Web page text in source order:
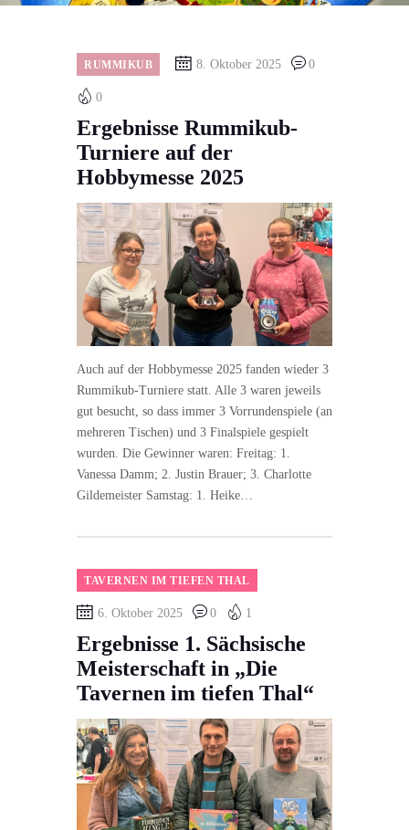
RUMMIKUB 8. Oktober 2025 0
0
Ergebnisse Rummikub-
Turniere auf der
Hobbymesse 2025
Auch auf der Hobbymesse 2025 fanden wieder 3
Rummikub-Turniere statt. Alle 3 waren jeweils
gut besucht, so dass immer 3 Vorrundenspiele (an
mehreren Tischen) und 3 Finalspiele gespielt
wurden. Die Gewinner waren: Freitag: 1.
Vanessa Damm; 2. Justin Brauer; 3. Charlotte
Gildemeister Samstag: 1. Heike…
TAVERNEN IM TIEFEN THAL
6. Oktober 2025 0 1
Ergebnisse 1. Sächsische
Meisterschaft in „Die
Tavernen im tiefen Thal“